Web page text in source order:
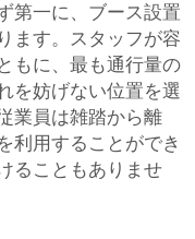
第一に、ブース設置
ます。スタッフが容
もに、最も通行量の
を妨げない位置を選
業員は雑踏から離
利用することができ
ることもありませ